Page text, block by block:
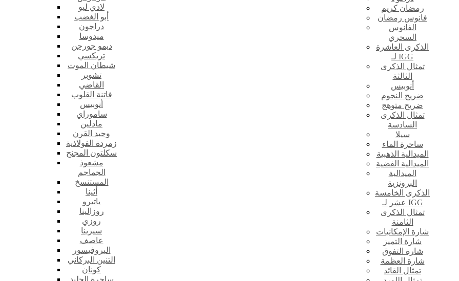
لادي ليو
أبو الغضب
دراجون
ميدوسا
ديمو جورجن
تريكسي
شيطان الموت
تشوبر
القاضي
فاتنة القلوب
أنوبيس
ساموراي
مادلين
وحيد القرن
زمردة الفولاذية
سكلتون المجنح
مشعوذ
الجماجم
المستنسخ
أثينا
ياتيرو
روزالينا
روزي
سيرينا
عاصف
البروفيسور
التنين البركاني
كونان
رمضان كريم
فانوس رمضان
الفانوس
السحري
الذكرى العاشرة
لـ IGG
تمثال الذكرى
الثالثة
أنوبيس
ضريح النجوم
ضريح متوهج
تمثال الذكرى
السادسة
سيلا
ساحرة الماء
الميدالية الذهبية
الميدالية الفضية
الميدالية
البرونزية
الذكرى الخامسة
عشر لـ IGG
تمثال الذكرى
الثامنة
شارة الإمكانيات
شارة التميز
شارة التفوق
شارة العظمة
تمثال القائد